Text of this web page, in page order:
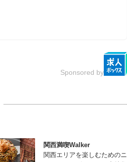
Sponsored by
関西満喫Walker
関西エリアを楽しむためのニ